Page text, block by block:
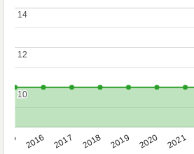
2016 2017 2018 2019 2020 2021
10
10
12
12
14
14